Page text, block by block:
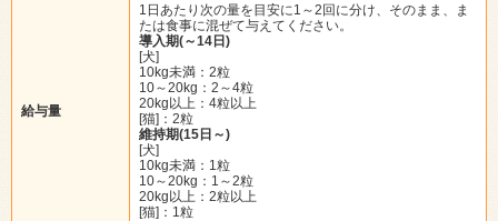
給与量
1日あたり次の量を目安に1～2回に分け、そのまま、ま
たは食事に混ぜて与えてください。
導入期(～14日)
[犬]
10kg未満：2粒
10～20kg：2～4粒
20kg以上：4粒以上
[猫]：2粒
維持期(15日～)
[犬]
10kg未満：1粒
10～20kg：1～2粒
20kg以上：2粒以上
[猫]：1粒